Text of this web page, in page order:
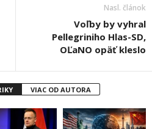
Nasl. článok
Voľby by vyhral
Pellegriniho Hlas-SD,
OĽaNO opäť kleslo
VIAC OD AUTORA